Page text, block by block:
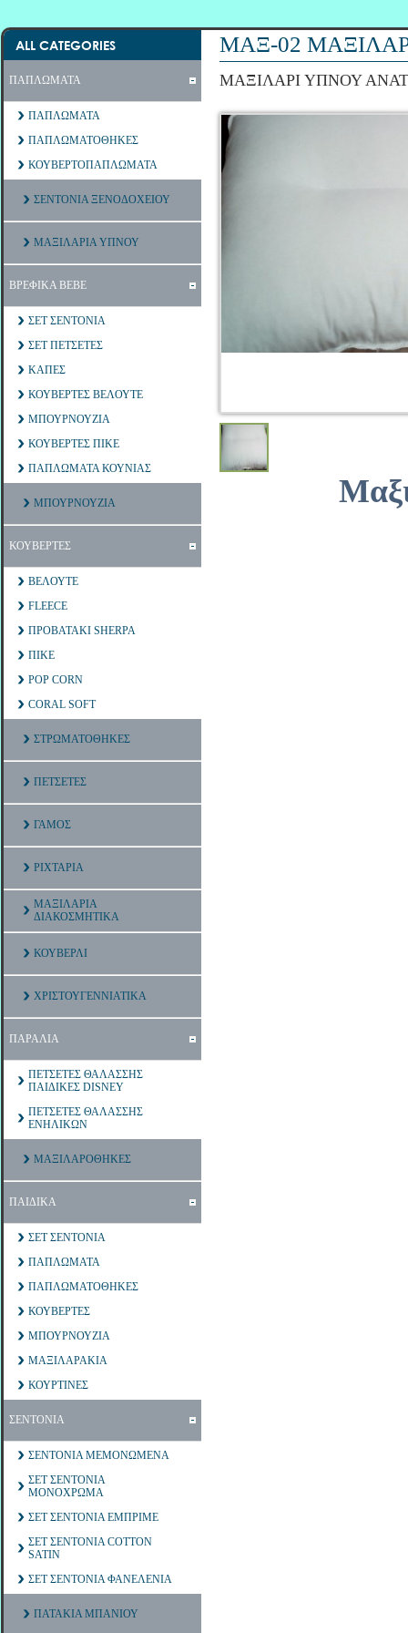
ALL CATEGORIES
ΠΑΠΛΩΜΑΤΑ
ΠΑΠΛΩΜΑΤΑ
ΠΑΠΛΩΜΑΤΟΘΗΚΕΣ
ΚΟΥΒΕΡΤΟΠΑΠΛΩΜΑΤΑ
ΣΕΝΤΟΝΙΑ ΞΕΝΟΔΟΧΕΙΟΥ
ΜΑΞΙΛΑΡΙΑ ΥΠΝΟΥ
ΒΡΕΦΙΚΑ ΒΕΒΕ
ΣΕΤ ΣΕΝΤΟΝΙΑ
ΣΕΤ ΠΕΤΣΕΤΕΣ
ΚΑΠΕΣ
ΚΟΥΒΕΡΤΕΣ ΒΕΛΟΥΤΕ
ΜΠΟΥΡΝΟΥΖΙΑ
ΚΟΥΒΕΡΤΕΣ ΠΙΚΕ
ΠΑΠΛΩΜΑΤΑ ΚΟΥΝΙΑΣ
ΜΠΟΥΡΝΟΥΖΙΑ
ΚΟΥΒΕΡΤΕΣ
ΒΕΛΟΥΤΕ
FLEECE
ΠΡΟΒΑΤΑΚΙ SHERPA
ΠΙΚΕ
POP CORN
CORAL SOFT
ΣΤΡΩΜΑΤΟΘΗΚΕΣ
ΠΕΤΣΕΤΕΣ
ΓΑΜΟΣ
ΡΙΧΤΑΡΙΑ
ΜΑΞΙΛΑΡΙΑ
ΔΙΑΚΟΣΜΗΤΙΚΑ
ΚΟΥΒΕΡΛΙ
ΧΡΙΣΤΟΥΓΕΝΝΙΑΤΙΚΑ
ΠΑΡΑΛΙΑ
ΠΕΤΣΕΤΕΣ ΘΑΛΑΣΣΗΣ
ΠΑΙΔΙΚΕΣ DISNEY
ΠΕΤΣΕΤΕΣ ΘΑΛΑΣΣΗΣ
ΕΝΗΛΙΚΩΝ
ΜΑΞΙΛΑΡΟΘΗΚΕΣ
ΠΑΙΔΙΚΑ
ΣΕΤ ΣΕΝΤΟΝΙΑ
ΠΑΠΛΩΜΑΤΑ
ΠΑΠΛΩΜΑΤΟΘΗΚΕΣ
ΚΟΥΒΕΡΤΕΣ
ΜΠΟΥΡΝΟΥΖΙΑ
ΜΑΞΙΛΑΡΑΚΙΑ
ΚΟΥΡΤΙΝΕΣ
ΣΕΝΤΟΝΙΑ
ΣΕΝΤΟΝΙΑ ΜΕΜΟΝΩΜΕΝΑ
ΣΕΤ ΣΕΝΤΟΝΙΑ
ΜΟΝΟΧΡΩΜΑ
ΣΕΤ ΣΕΝΤΟΝΙΑ ΕΜΠΡΙΜΕ
ΣΕΤ ΣΕΝΤΟΝΙΑ COTTON
SATIN
ΣΕΤ ΣΕΝΤΟΝΙΑ ΦΑΝΕΛΕΝΙΑ
ΠΑΤΑΚΙΑ ΜΠΑΝΙΟΥ
ΜΑΞ-02
ΜΑΞΙΛΑΡΙ ΥΠΝΟΥ